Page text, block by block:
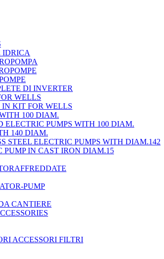
IDRICA
DI INVERTER
WELLS
IN KIT FOR WELLS
100 DIAM.
PUMPS WITH 100 DIAM.
140 DIAM.
STEEL ELECTRIC PUMPS WITH DIAM.142
IN CAST IRON DIAM.15
PUMP
CANTIERE
ACCESSORI FILTRI